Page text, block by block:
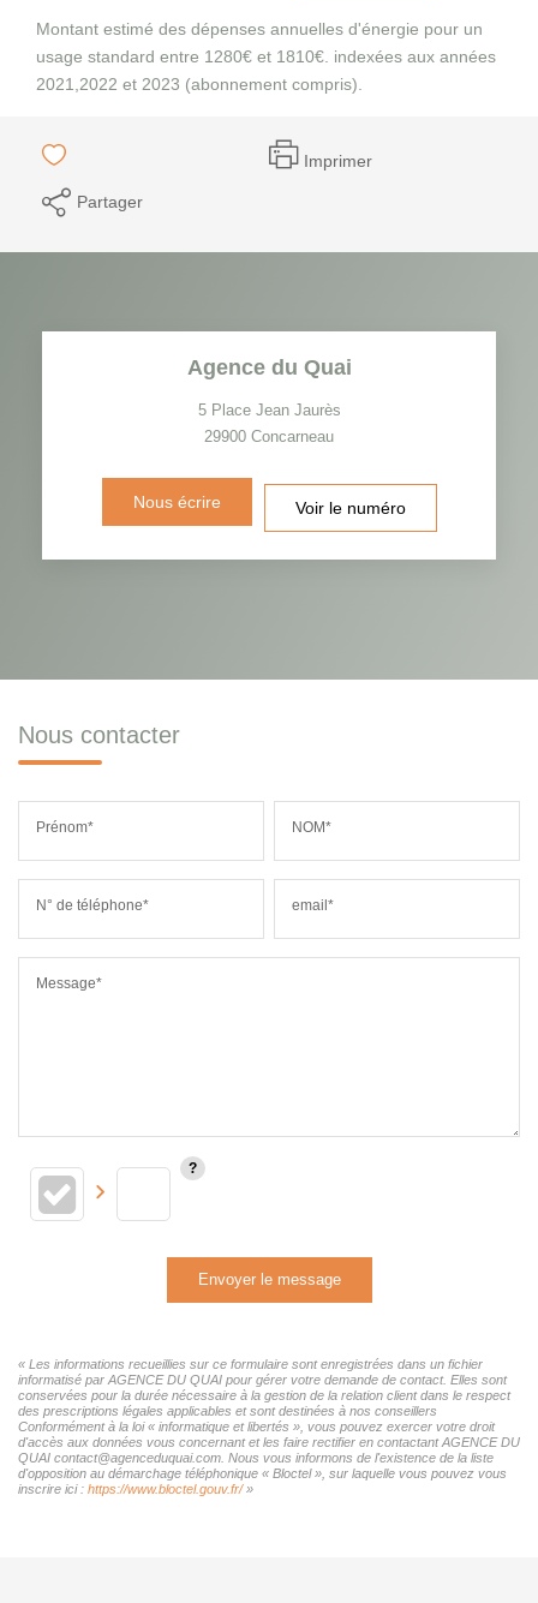
Montant estimé des dépenses annuelles d'énergie pour un
usage standard entre 1280€ et 1810€. indexées aux années
2021,2022 et 2023 (abonnement compris).
Imprimer
Partager
Agence du Quai
5 Place Jean Jaurès
29900 Concarneau
Nous écrire Voir le numéro
Nous contacter
Prénom* NOM*
N° de téléphone* email*
Message*
Envoyer le message
« Les informations recueillies sur ce formulaire sont enregistrées dans un fichier
informatisé par AGENCE DU QUAI pour gérer votre demande de contact. Elles sont
conservées pour la durée nécessaire à la gestion de la relation client dans le respect
des prescriptions légales applicables et sont destinées à nos conseillers
Conformément à la loi « informatique et libertés », vous pouvez exercer votre droit
d'accès aux données vous concernant et les faire rectifier en contactant AGENCE DU
QUAI contact@agenceduquai.com. Nous vous informons de l'existence de la liste
d'opposition au démarchage téléphonique « Bloctel », sur laquelle vous pouvez vous
inscrire ici : https://www.bloctel.gouv.fr/»